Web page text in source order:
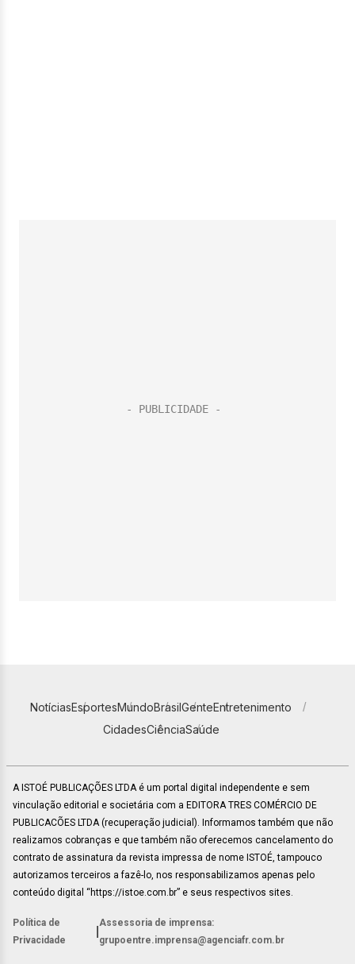
NotíciasEsportesMundoBrasilGenteEntretenimento
CidadesCiênciaSaúde
A ISTOÉ PUBLICAÇÕES LTDA é um portal digital independente e sem
vinculação editorial e societária com a EDITORA TRES COMÉRCIO DE
PUBLICACÕES LTDA (recuperação judicial). Informamos também que não
realizamos cobranças e que também não oferecemos cancelamento do
contrato de assinatura da revista impressa de nome ISTOÉ, tampouco
autorizamos terceiros a fazê-lo, nos responsabilizamos apenas pelo
conteúdo digital “https://istoe.com.br” e seus respectivos sites.
Política de
Privacidade
Assessoria de imprensa:
grupoentre.imprensa@agenciafr.com.br